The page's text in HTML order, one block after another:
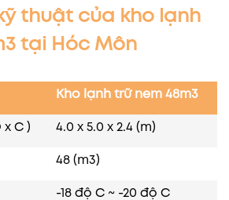
thuật của kho lạnh
tại Hóc Môn
Kho lạnh trữ nem 48m3
x C ) 4.0 x 5.0 x 2.4 (m)
48 (m3)
-18 độ C ~ -20 độ C